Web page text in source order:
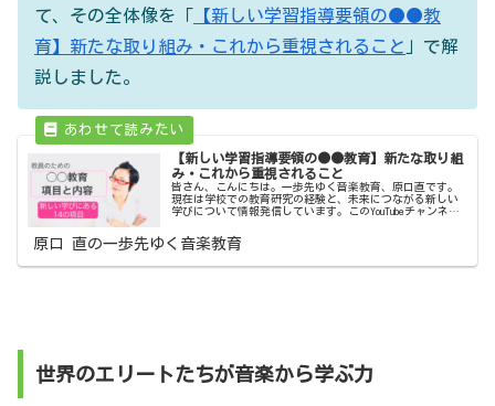
て、その全体像を「 【新しい学習指導要領の●●教
育】新たな取り組み・これから重視されること 」で解
説しました。
【新しい学習指導要領の●●教育】新たな取り組
み・これから重視されること
皆さん、こんにちは。一歩先ゆく音楽教育、原口直です。
現在は学校での教育研究の経験と、未来につながる新しい
学びについて情報発信しています。このYouTubeチャンネル
報と提案を発信しています...
原口 直の一歩先ゆく音楽教育
世界のエリートたちが音楽から学ぶ力